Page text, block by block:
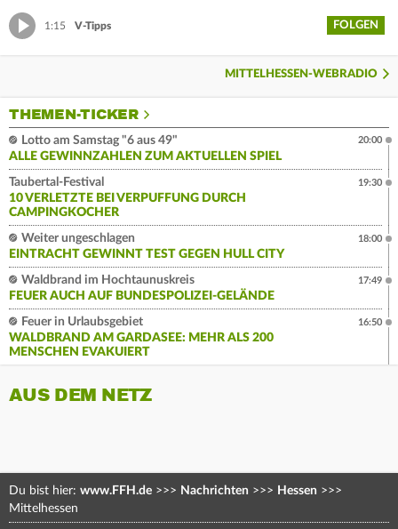
1:15 V-Tipps FOLGEN
MITTELHESSEN-WEBRADIO
THEMEN-TICKER
Lotto am Samstag "6 aus 49"
ALLE GEWINNZAHLEN ZUM AKTUELLEN SPIEL
20:00
Taubertal-Festival
10 VERLETZTE BEI VERPUFFUNG DURCH
CAMPINGKOCHER
19:30
Weiter ungeschlagen
EINTRACHT GEWINNT TEST GEGEN HULL CITY
18:00
Waldbrand im Hochtaunuskreis
FEUER AUCH AUF BUNDESPOLIZEI-GELÄNDE
17:49
Feuer in Urlaubsgebiet
WALDBRAND AM GARDASEE: MEHR ALS 200
MENSCHEN EVAKUIERT
16:50
AUS DEM NETZ
Du bist hier: www.FFH.de >>> Nachrichten >>> Hessen >>>
Mittelhessen